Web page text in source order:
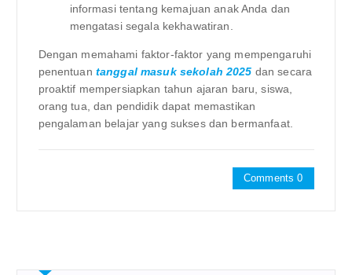
informasi tentang kemajuan anak Anda dan
mengatasi segala kekhawatiran.
Dengan memahami faktor-faktor yang mempengaruhi
penentuan tanggal masuk sekolah 2025 dan secara
proaktif mempersiapkan tahun ajaran baru, siswa,
orang tua, dan pendidik dapat memastikan
pengalaman belajar yang sukses dan bermanfaat.
Comments 0